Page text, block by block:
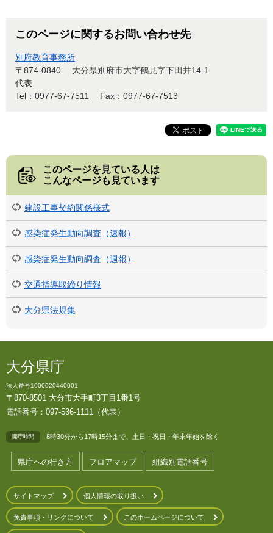
このページに関するお問い合わせ先
別府教育事務所
〒874-0840
大分県別府市大字鶴見字下田井14-1
代表
Tel：0977-67-7511
Fax：0977-67-7513
このページを見ている人は
こんなページも見ています
建設工事契約関係様式
感染症発生動向調査（速報）
感染症発生動向調査（週報）
交通指導取締り情報
大分県法規集
大分県庁
法人番号1000020440001
〒870-8501 大分市大手町3丁目1番1号
電話番号：097-536-1111（代表）
開庁時間 8時30分から17時15分まで、土日・祝日・年末年始を除く
県庁への行き方 フロアマップ 組織別電話番号
サイトマップ 個人情報の取り扱い
免責事項・リンクについて このホームページについて